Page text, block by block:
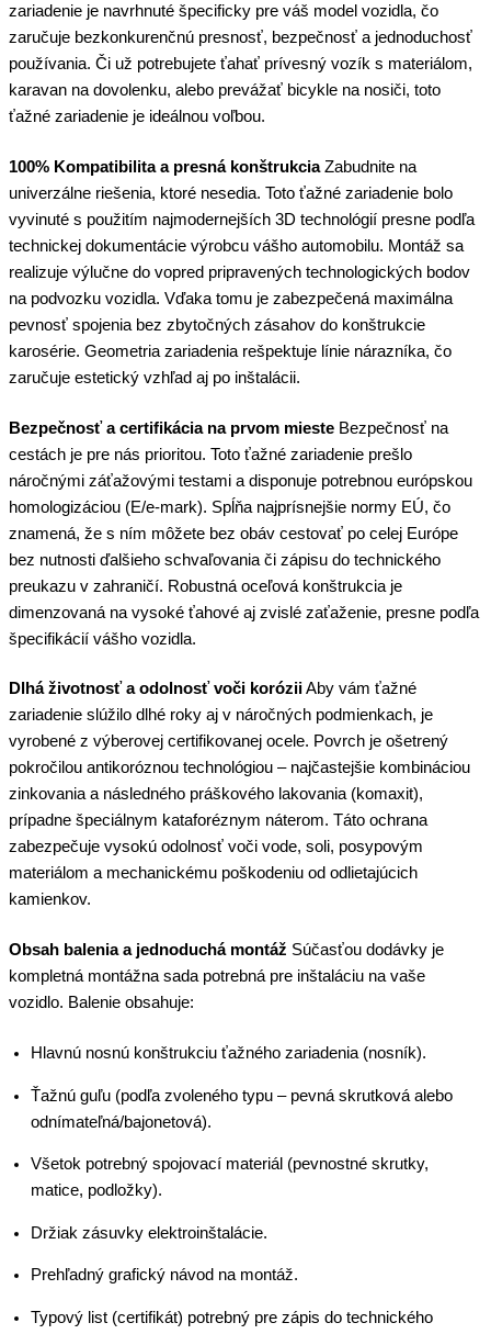
zariadenie je navrhnuté špecificky pre váš model vozidla, čo
zaručuje bezkonkurenčnú presnosť, bezpečnosť a jednoduchosť
používania. Či už potrebujete ťahať prívesný vozík s materiálom,
karavan na dovolenku, alebo prevážať bicykle na nosiči, toto
ťažné zariadenie je ideálnou voľbou.
100% Kompatibilita a presná konštrukciaZabudnite na
univerzálne riešenia, ktoré nesedia. Toto ťažné zariadenie bolo
vyvinuté s použitím najmodernejších 3D technológií presne podľa
technickej dokumentácie výrobcu vášho automobilu. Montáž sa
realizuje výlučne do vopred pripravených technologických bodov
na podvozku vozidla. Vďaka tomu je zabezpečená maximálna
pevnosť spojenia bez zbytočných zásahov do konštrukcie
karosérie. Geometria zariadenia rešpektuje línie nárazníka, čo
zaručuje estetický vzhľad aj po inštalácii.
Bezpečnosť a certifikácia na prvom mieste Bezpečnosť na
cestách je pre nás prioritou. Toto ťažné zariadenie prešlo
náročnými záťažovými testami a disponuje potrebnou európskou
homologizáciou (E/e-mark). Spĺňa najprísnejšie normy EÚ, čo
znamená, že s ním môžete bez obáv cestovať po celej Európe
bez nutnosti ďalšieho schvaľovania či zápisu do technického
preukazu v zahraničí. Robustná oceľová konštrukcia je
dimenzovaná na vysoké ťahové aj zvislé zaťaženie, presne podľa
špecifikácií vášho vozidla.
Dlhá životnosť a odolnosť voči koróziiAby vám ťažné
zariadenie slúžilo dlhé roky aj v náročných podmienkach, je
vyrobené z výberovej certifikovanej ocele. Povrch je ošetrený
pokročilou antikoróznou technológiou – najčastejšie kombináciou
zinkovania a následného práškového lakovania (komaxit),
prípadne špeciálnym kataforéznym náterom. Táto ochrana
zabezpečuje vysokú odolnosť voči vode, soli, posypovým
materiálom a mechanickému poškodeniu od odlietajúcich
kamienkov.
Obsah balenia a jednoduchá montáž Súčasťou dodávky je
kompletná montážna sada potrebná pre inštaláciu na vaše
vozidlo. Balenie obsahuje:
Hlavnú nosnú konštrukciu ťažného zariadenia (nosník).
Ťažnú guľu (podľa zvoleného typu – pevná skrutková alebo
odnímateľná/bajonetová).
Všetok potrebný spojovací materiál (pevnostné skrutky,
matice, podložky).
Držiak zásuvky elektroinštalácie.
Prehľadný grafický návod na montáž.
Typový list (certifikát) potrebný pre zápis do technického